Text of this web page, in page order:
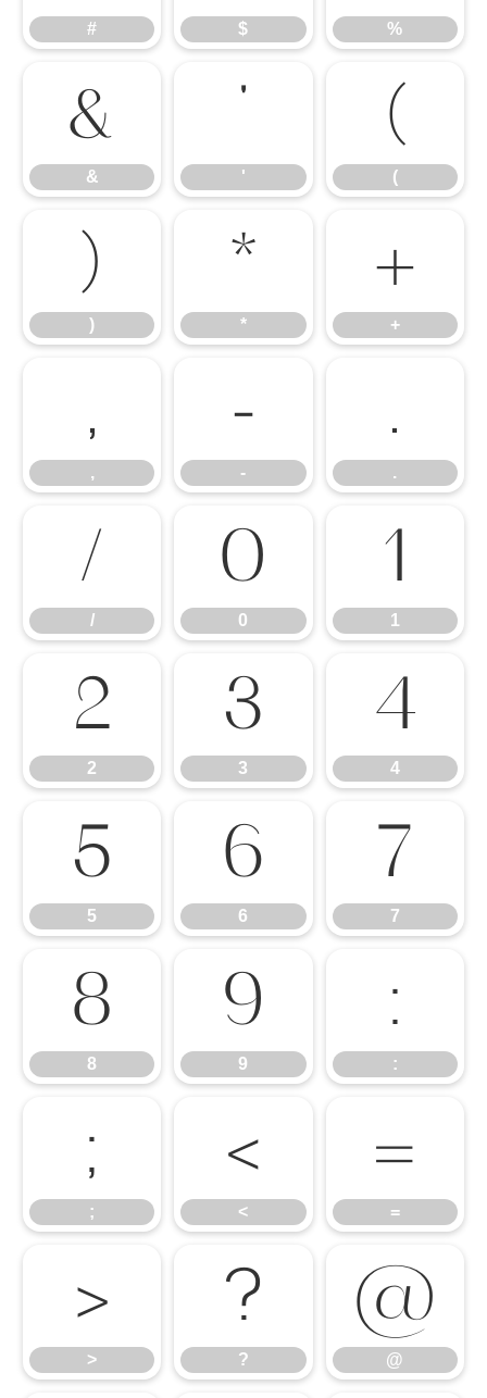
# $ %
&
& '
(
(
)
)
*
*
+
+
,
,
-
-
.
.
/
/
0
0
1
1
2
2
3
3
4
4
5
5
6
6
7
7
8
8
9
9
:
:
;
;
<
<
=
=
>
>
?
?
@
@